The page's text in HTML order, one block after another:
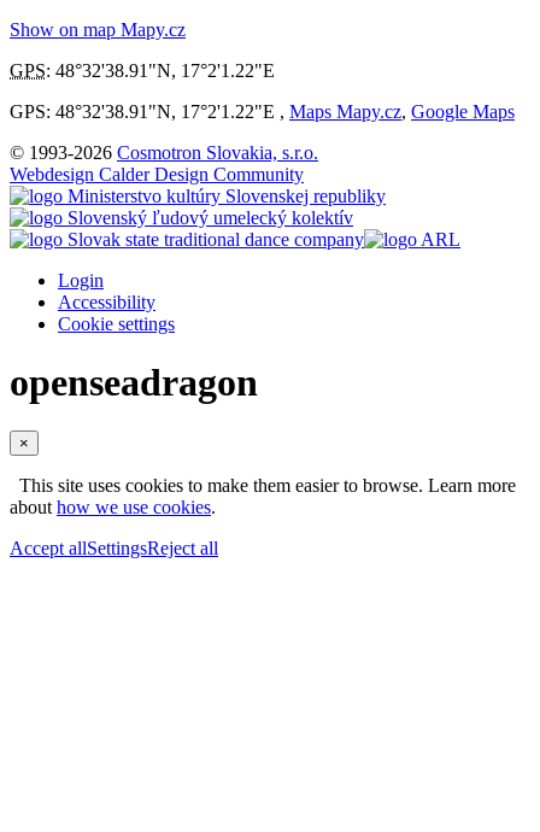
Show on map Mapy.cz
GPS: 48°32'38.91"N, 17°2'1.22"E
GPS: 48°32'38.91"N, 17°2'1.22"E , Maps Mapy.cz, Google Maps
© 1993-2026 Cosmotron Slovakia, s.r.o.
Webdesign Calder Design Community
Login
Accessibility
Cookie settings
openseadragon
×
This site uses cookies to make them easier to browse. Learn more
abouthow we use cookies.
Accept allSettingsReject all